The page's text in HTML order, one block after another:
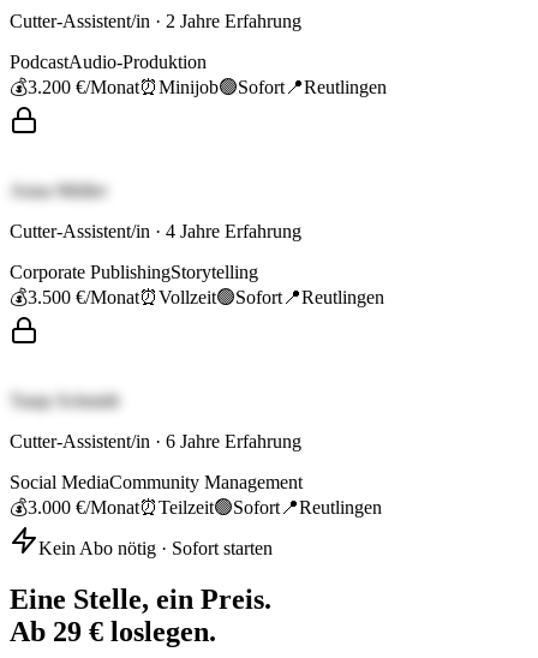
Cutter-Assistent/in · 2 Jahre Erfahrung
PodcastAudio-Produktion
💰3.200 €/Monat⏰Minijob🟢Sofort 📍Reutlingen
Anna Müller
Cutter-Assistent/in · 4 Jahre Erfahrung
Corporate PublishingStorytelling
💰3.500 €/Monat⏰Vollzeit🟢Sofort 📍Reutlingen
Tanja Schmidt
Cutter-Assistent/in · 6 Jahre Erfahrung
Social MediaCommunity Management
💰3.000 €/Monat⏰Teilzeit🟢Sofort 📍Reutlingen
Kein Abo nötig · Sofort starten
Eine Stelle, ein Preis.
Ab 29 € loslegen.